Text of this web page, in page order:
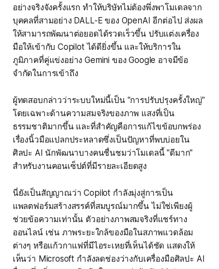
อย่างจริงจังครั้งแรก ทำให้บริษัทไม่ต้องพึ่งพาโมเดลจาก
บุคคลที่สามอย่าง DALL-E ของ OpenAI อีกต่อไป ส่งผล
ให้สามารถพัฒนาต่อยอดได้รวดเร็วขึ้น ปรับแต่งเครื่อง
มือให้เข้ากับ Copilot ได้ดียิ่งขึ้น และให้บริการใน
ภูมิภาคที่คู่แข่งอย่าง Gemini ของ Google อาจมีข้อ
จำกัดในการเข้าถึง
ผู้ทดสอบกล่าวว่าระบบใหม่นี้เป็น "การปรับปรุงครั้งใหญ่"
โดยเฉพาะด้านความสมจริงของภาพ แสงที่เป็น
ธรรมชาติมากขึ้น และที่สำคัญคือการแก้ไขข้อบกพร่อง
เรื่องนิ้วมือแปลกประหลาดซึ่งเป็นปัญหาที่พบบ่อยใน
ศิลปะ AI นักพัฒนาบางคนชื่นชมว่าโมเดลนี้ "ดีมาก"
สำหรับงานคอนเซ็ปต์ที่มีรายละเอียดสูง
นี่ยังเป็นสัญญาณว่า Copilot กำลังมุ่งสู่การเป็น
แพลตฟอร์มสร้างสรรค์ที่สมบูรณ์มากขึ้น ไม่ใช่เพียงผู้
ช่วยข้อความเท่านั้น ตัวอย่างภาพสมจริงที่แชร์ทาง
ออนไลน์ เช่น ภาพระยะใกล้ของมือในสภาพแวดล้อม
ต่างๆ หรือแก้วกาแฟที่มีไอระเหยที่เห็นได้ชัด แสดงให้
เห็นว่า Microsoft กำลังลดช่องว่างกับเครื่องมือศิลปะ AI